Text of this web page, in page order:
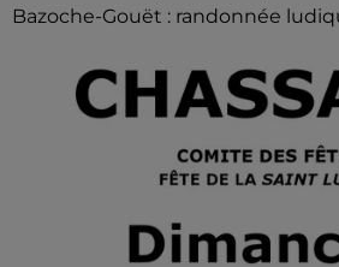
Bazoche-Gouët : randonnée